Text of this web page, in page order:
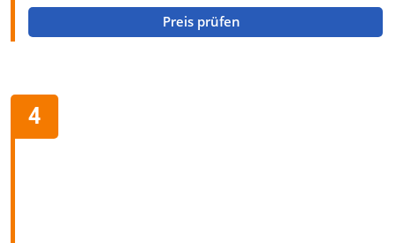
Preis prüfen